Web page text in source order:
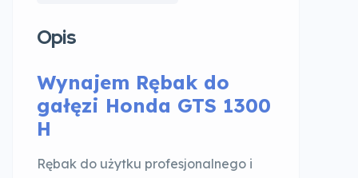
Opis
Wynajem Rębak do
gałęzi Honda GTS 1300
H
Rębak do użytku profesjonalnego i